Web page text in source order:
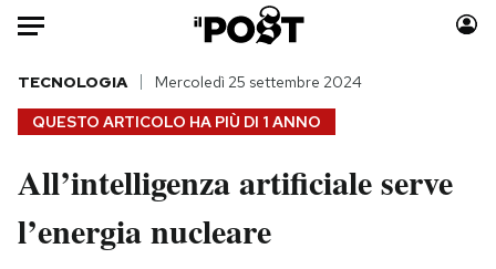
Auto
HOME
Italia
Politica
Moda
QUESTO ARTICOLO HA PIÙ DI 1 ANNO
TECNOLOGIA Mercoledì 25 settembre 2024
All’intelligenza artificiale serve
l’energia nucleare